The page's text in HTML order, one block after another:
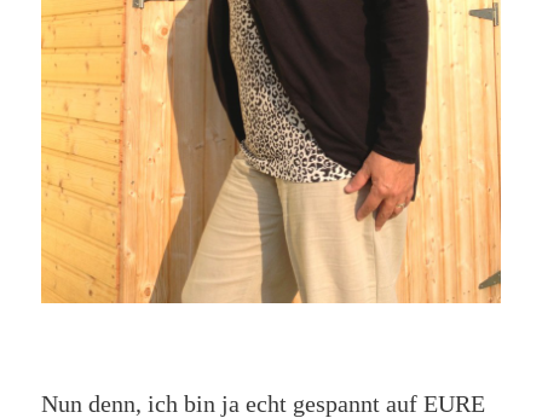
Nun denn, ich bin ja echt gespannt auf EURE